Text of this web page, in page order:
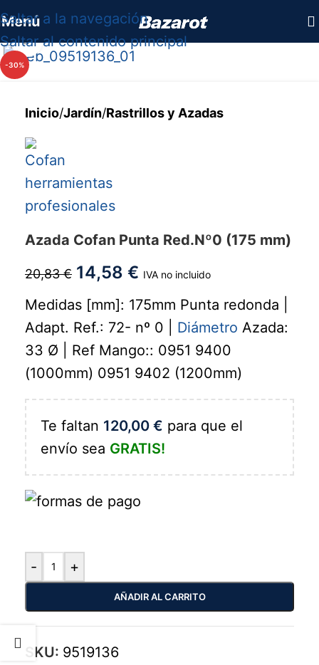
Saltar a la navegación
Saltar al contenido principal
Menú
-30%
Haga clic para ampliar
Inicio/Jardín/Rastrillos y Azadas
Azada Cofan Punta Red.Nº0 (175 mm)
20,83€ 14,58 € IVA no incluido
Medidas [mm]: 175mm Punta redonda |
Adapt. Ref.: 72- nº 0 | Diámetro Azada:
33 Ø | Ref Mango:: 0951 9400
(1000mm) 0951 9402 (1200mm)
Te faltan 120,00 € para que el
envío sea GRATIS!
- +
AÑADIR AL CARRITO
SKU: 9519136